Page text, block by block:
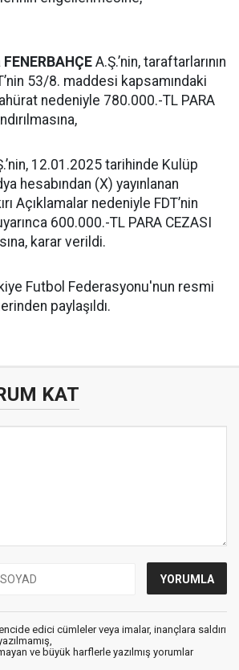
FENERBAHÇE A.Ş.’nin, taraftarlarının
53/8. maddesi kapsamındaki
nedeniyle 780.000.-TL PARA
12.01.2025 tarihinde Kulüp
hesabından (X) yayınlanan
Açıklamalar nedeniyle FDT’nin
600.000.-TL PARA CEZASI
karar verildi.
Futbol Federasyonu'nun resmi
paylaşıldı.
KAT
edici cümleler veya imalar, inançlara saldırı
ve büyük harflerle yazılmış yorumlar